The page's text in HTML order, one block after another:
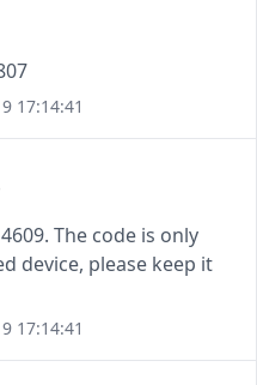
17:14:41
The code is only
device, please keep it
17:14:41